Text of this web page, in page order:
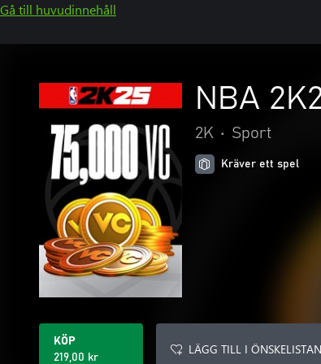
Gå till huvudinnehåll
NBA
2K • Sport
Kräver ett spel
KÖP
219,00 kr
LÄGG TILL I ÖNSKELISTAN